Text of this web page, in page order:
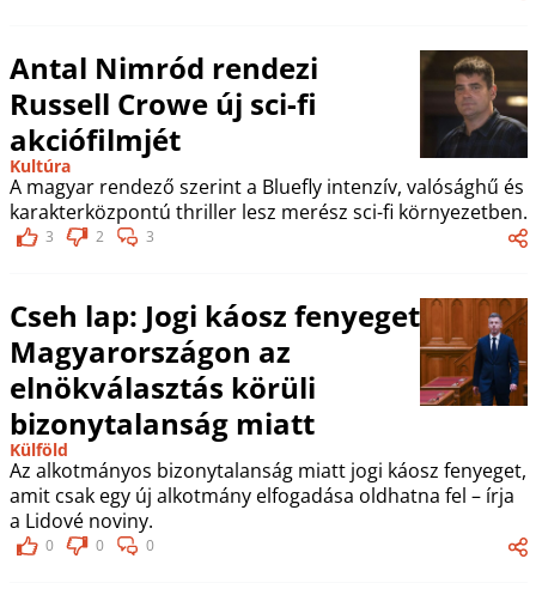
Antal Nimród rendezi
Russell Crowe új sci-fi
akciófilmjét
Kultúra
A magyar rendező szerint a Bluefly intenzív, valósághű és
karakterközpontú thriller lesz merész sci-fi környezetben.
3 2 3
Cseh lap: Jogi káosz fenyeget
Magyarországon az
elnökválasztás körüli
bizonytalanság miatt
Külföld
Az alkotmányos bizonytalanság miatt jogi káosz fenyeget,
amit csak egy új alkotmány elfogadása oldhatna fel – írja
a Lidové noviny.
0 0 0